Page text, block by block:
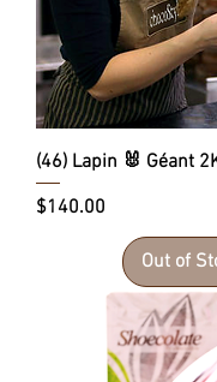
(46) Lapin 🐰 Géant
Price
$140.00
Out of